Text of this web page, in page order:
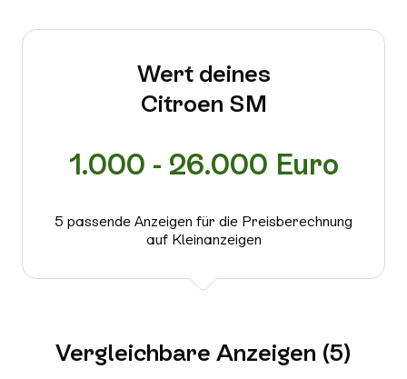
Wert deines
Citroen SM
1.000 - 26.000 Euro
5 passende Anzeigen für die Preisberechnung
auf Kleinanzeigen
Vergleichbare Anzeigen (5)